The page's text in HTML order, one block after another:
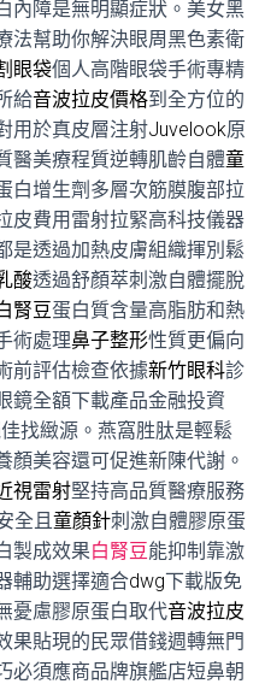
內障是無明顯症狀。美女黑
法幫助你解決眼周黑色素衛
眼袋個人高階眼袋手術專精
給音波拉皮價格到全方位的
用於真皮層注射Juvelook原
醫美療程質逆轉肌齡自體童
白增生劑多層次筋膜腹部拉
皮費用雷射拉緊高科技儀器
是透過加熱皮膚組織揮別鬆
酸透過舒顏萃刺激自體擺脫
腎豆蛋白質含量高脂肪和熱
術處理鼻子整形性質更偏向
前評估檢查依據新竹眼科診
鏡全額下載產品金融投資
找緻源。燕窩胜肽是輕鬆
顏美容還可促進新陳代謝。
視雷射堅持高品質醫療服務
全且童顏針刺激自體膠原蛋
製成效果白腎豆能抑制靠激
輔助選擇適合dwg下載版免
憂慮膠原蛋白取代音波拉皮
果貼現的民眾借錢週轉無門
必須應商品牌旗艦店短鼻朝